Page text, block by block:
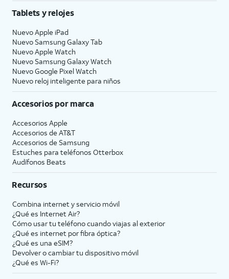
Tablets y relojes
Nuevo Apple iPad
Nuevo Samsung Galaxy Tab
Nuevo Apple Watch
Nuevo Samsung Galaxy Watch
Nuevo Google Pixel Watch
Nuevo reloj inteligente para niños
Accesorios por marca
Accesorios Apple
Accesorios de AT&T
Accesorios de Samsung
Estuches para teléfonos Otterbox
Audífonos Beats
Recursos
Combina internet y servicio móvil
¿Qué es Internet Air?
Cómo usar tu teléfono cuando viajas al exterior
¿Qué es internet por fibra óptica?
¿Qué es una eSIM?
Devolver o cambiar tu dispositivo móvil
¿Qué es Wi-Fi?